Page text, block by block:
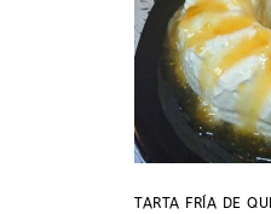
TARTA FRÍA DE